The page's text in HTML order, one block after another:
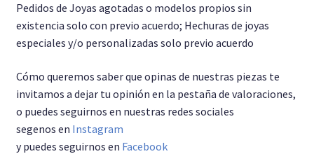
Pedidos de Joyas agotadas o modelos propios sin
existencia solo con previo acuerdo; Hechuras de joyas
especiales y/o personalizadas solo previo acuerdo
Cómo queremos saber que opinas de nuestras piezas te
invitamos a dejar tu opinión en la pestaña de valoraciones,
o puedes seguirnos en nuestras redes sociales
segenos en Instagram
y puedes seguirnos en Facebook